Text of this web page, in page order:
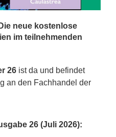
neue kostenlose
im teilnehmenden
26 ist da und befindet
an den Fachhandel der
26 (Juli 2026):